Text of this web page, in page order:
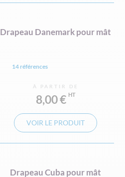
Drapeau Danemark pour mât
14 références
À PARTIR DE
8,00 €
VOIR LE PRODUIT
Drapeau Cuba pour mât